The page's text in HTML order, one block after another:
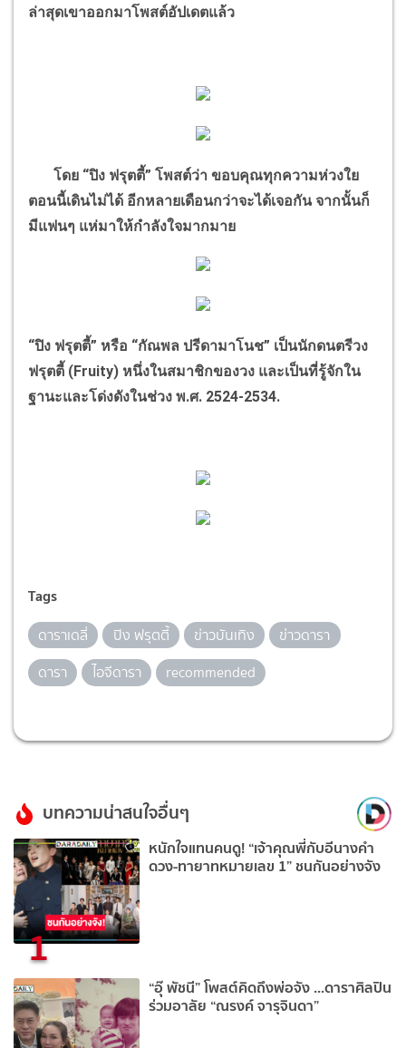
ล่าสุดเขาออกมาโพสต์อัปเดตแล้ว
โดย “ปิง ฟรุตตี้” โพสต์ว่า ขอบคุณทุกความห่วงใย
ตอนนี้เดินไม่ได้ อีกหลายเดือนกว่าจะได้เจอกัน จากนั้นก็
มีแฟนๆ แห่มาให้กำลังใจมากมาย
“ปิง ฟรุตตี้” หรือ “กัณพล ปรีดามาโนช” เป็นนักดนตรีวง
ฟรุตตี้ (Fruity) หนึ่งในสมาชิกของวง และเป็นที่รู้จักใน
ฐานะและโด่งดังในช่วง พ.ศ. 2524-2534.
Tags
ดาราเดลี่ ปิง ฟรุตตี้ ข่าวบันเทิง
ข่าวดารา
ดารา
ไอจีดารา recommended
บทความน่าสนใจอื่นๆ
1
หนักใจแทนคนดู! “เจ้าคุณพี่กับอีนางคำ
ดวง-ทายาทหมายเลข 1” ชนกันอย่างจัง
“อุ๊ พัชนี” โพสต์คิดถึงพ่อจัง ...ดาราศิลปิน
ร่วมอาลัย “ณรงค์ จารุจินดา”